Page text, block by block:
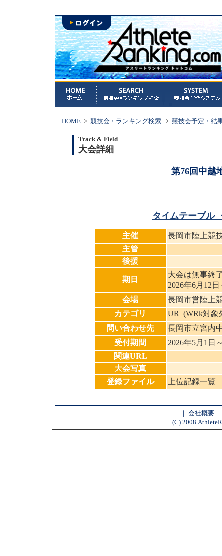
HOME > 競技会・ランキング検索 > 競技会予定・結
Track & Field
大会詳細
第76回中越
タイムテーブル
主催
長岡市陸上競
主管
後援
期日
大会は無事終
2026年6月12日
会場
長岡市営陸上
カテゴリ
UR (WRk対象
問い合わせ先
長岡市立宮内
受付期間
2026年5月1日
関連URL
大会写真
登録ファイル
上位記録一覧
｜ 会社概要
(C) 2008